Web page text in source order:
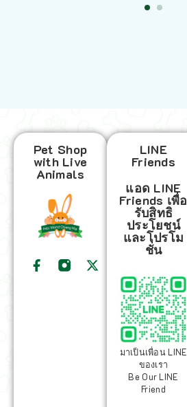
Pet Shop
with Live
Animals
LINE
Friends
แอด LINE
Friends เพื่อ
รับสิทธิ
ประโยชน์
และโปรโม
ชั่น
มาเป็นเพื่อน LINE
ของเรา
Be Our LINE
Friend